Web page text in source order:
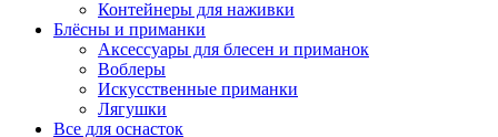
Контейнеры для наживки
Блёсны и приманки
Аксессуары для блесен и приманок
Воблеры
Искусственные приманки
Лягушки
Все для оснасток